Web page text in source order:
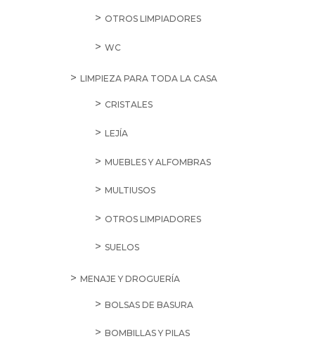
OTROS LIMPIADORES
WC
LIMPIEZA PARA TODA LA CASA
CRISTALES
LEJÍA
MUEBLES Y ALFOMBRAS
MULTIUSOS
OTROS LIMPIADORES
SUELOS
MENAJE Y DROGUERÍA
BOLSAS DE BASURA
BOMBILLAS Y PILAS